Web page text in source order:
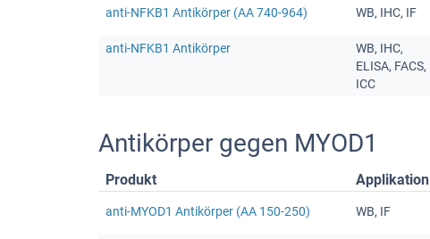
anti-NFKB1 Antikörper (AA 740-964) WB, IHC, IF
anti-NFKB1 Antikörper
WB, IHC,
ELISA, FACS,
ICC
Antikörper gegen MYOD1
Produkt Applikation
anti-MYOD1 Antikörper (AA 150-250) WB, IF